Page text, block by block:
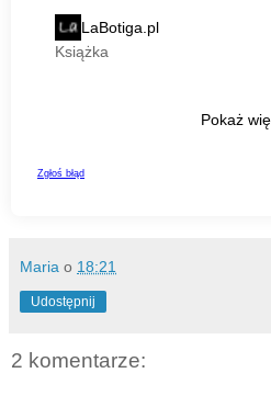
Maria o 18:21
Udostępnij
2 komentarze: